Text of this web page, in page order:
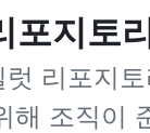
포지토
리포지
해 조직이